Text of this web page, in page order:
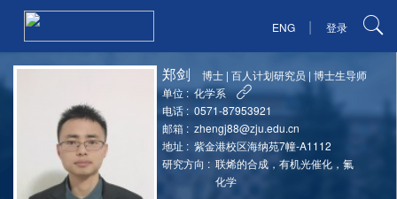
ENG | 登录
郑剑 博士 |百人计划研究员 |博士生导师
单位 : 化学系
电话 : 0571-87953921
邮箱 : zhengj88@zju.edu.cn
地址 : 紫金港校区海纳苑7幢-A1112
研究方向 : 联烯的合成，有机光催化，氟
化学